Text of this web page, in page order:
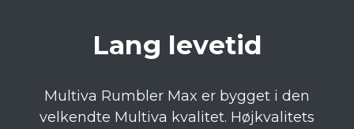
Lang levetid
Multiva Rumbler Max er bygget i den
velkendte Multiva kvalitet. Højkvalitets